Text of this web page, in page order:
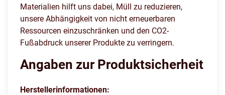
Materialien hilft uns dabei, Müll zu reduzieren,
unsere Abhängigkeit von nicht erneuerbaren
Ressourcen einzuschränken und den CO2-
Fußabdruck unserer Produkte zu verringern.
Angaben zur Produktsicherheit
Herstellerinformationen: